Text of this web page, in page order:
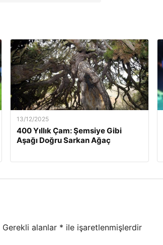
13/12/2025
400 Yıllık Çam: Şemsiye Gibi
Aşağı Doğru Sarkan Ağaç
Gerekli alanlar * ile işaretlenmişlerdir